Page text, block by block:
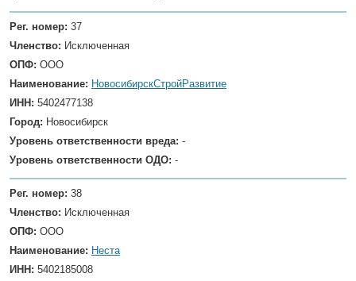
Рег. номер: 37
Членство: Исключенная
ОПФ: ООО
Наименование: НовосибирскСтройРазвитие
ИНН: 5402477138
Город: Новосибирск
Уровень ответственности вреда: -
Уровень ответственности ОДО: -
Рег. номер: 38
Членство: Исключенная
ОПФ: ООО
Наименование: Неста
ИНН: 5402185008